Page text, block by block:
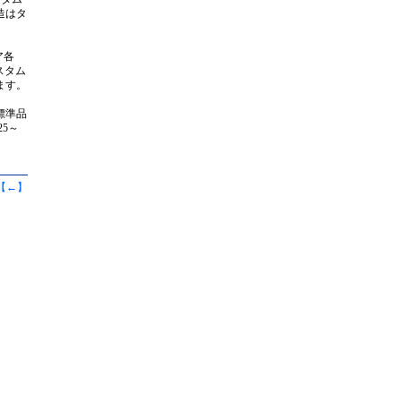
はタ
各
タム
。
準品
～
← 】